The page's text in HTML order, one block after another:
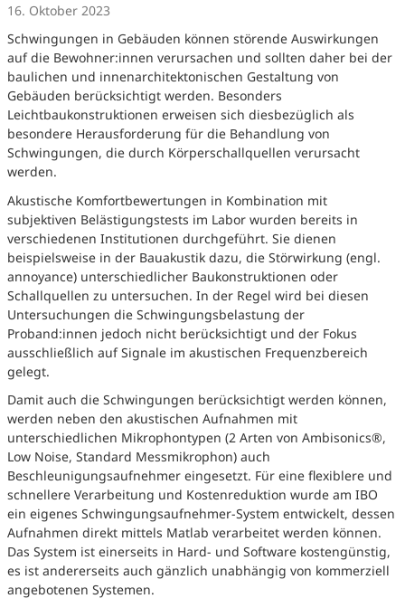
16. Oktober 2023
Schwingungen in Gebäuden können störende Auswirkungen
auf die Bewohner:innen verursachen und sollten daher bei der
baulichen und innenarchitektonischen Gestaltung von
Gebäuden berücksichtigt werden. Besonders
Leichtbaukonstruktionen erweisen sich diesbezüglich als
besondere Herausforderung für die Behandlung von
Schwingungen, die durch Körperschallquellen verursacht
werden.
Akustische Komfortbewertungen in Kombination mit
subjektiven Belästigungstests im Labor wurden bereits in
verschiedenen Institutionen durchgeführt. Sie dienen
beispielsweise in der Bauakustik dazu, die Störwirkung (engl.
annoyance) unterschiedlicher Baukonstruktionen oder
Schallquellen zu untersuchen. In der Regel wird bei diesen
Untersuchungen die Schwingungsbelastung der
Proband:innen jedoch nicht berücksichtigt und der Fokus
ausschließlich auf Signale im akustischen Frequenzbereich
gelegt.
Damit auch die Schwingungen berücksichtigt werden können,
werden neben den akustischen Aufnahmen mit
unterschiedlichen Mikrophontypen (2 Arten von Ambisonics®,
Low Noise, Standard Messmikrophon) auch
Beschleunigungsaufnehmer eingesetzt. Für eine flexiblere und
schnellere Verarbeitung und Kostenreduktion wurde am IBO
ein eigenes Schwingungsaufnehmer-System entwickelt, dessen
Aufnahmen direkt mittels Matlab verarbeitet werden können.
Das System ist einerseits in Hard- und Software kostengünstig,
es ist andererseits auch gänzlich unabhängig von kommerziell
angebotenen Systemen.